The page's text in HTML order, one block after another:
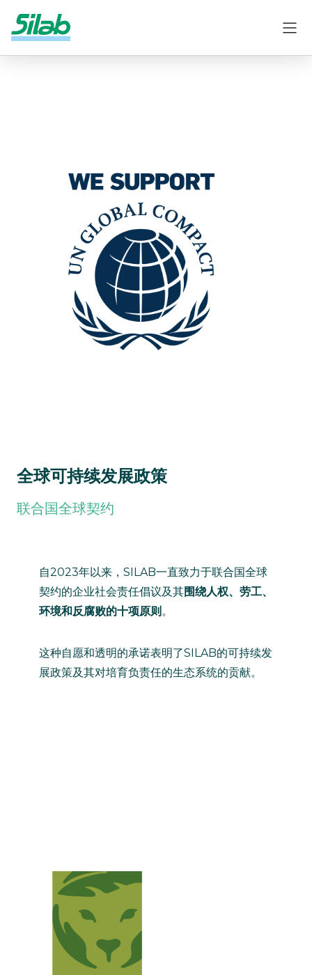
全球可持续发展政策
联合国全球契约
自2023年以来，SILAB一直致力于联合国全球
契约的企业社会责任倡议及其围绕人权、劳工、
环境和反腐败的十项原则 。
这种自愿和透明的承诺表明了SILAB的可持续发
展政策及其对培育负责任的生态系统的贡献。